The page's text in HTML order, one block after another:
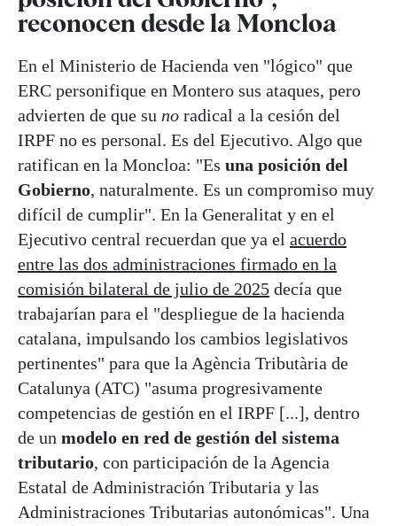
reconocen desde la Moncloa
En el Ministerio de Hacienda ven "lógico" que
ERC personifique en Montero sus ataques, pero
advierten de que su no radical a la cesión del
IRPF no es personal. Es del Ejecutivo. Algo que
ratifican en la Moncloa: "Es una posición del
Gobierno, naturalmente. Es un compromiso muy
difícil de cumplir". En la Generalitat y en el
Ejecutivo central recuerdan que ya el acuerdo
entre las dos administraciones firmado en la
comisión bilateral de julio de 2025 decía que
trabajarían para el "despliegue de la hacienda
catalana, impulsando los cambios legislativos
pertinentes" para que la Agència Tributària de
Catalunya (ATC) "asuma progresivamente
competencias de gestión en el IRPF [...], dentro
de un modelo en red de gestión del sistema
tributario, con participación de la Agencia
Estatal de Administración Tributaria y las
Administraciones Tributarias autonómicas". Una